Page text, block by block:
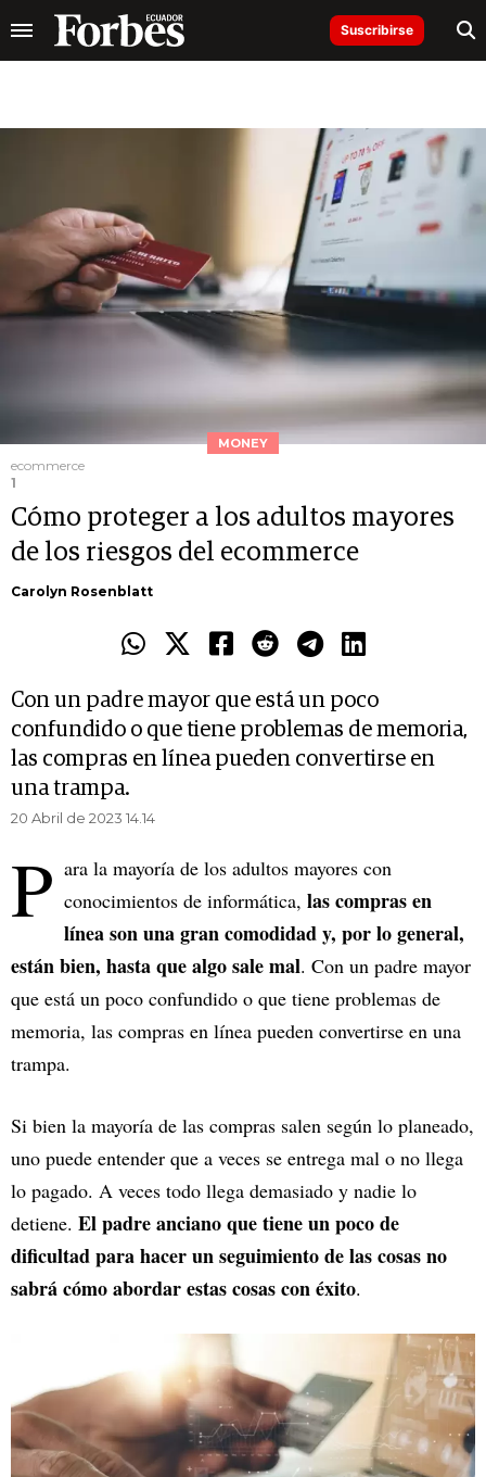
Suscribirse
MONEY
ecommerce
1
Cómo proteger a los adultos mayores
de los riesgos del ecommerce
Carolyn Rosenblatt
Con un padre mayor que está un poco
confundido o que tiene problemas de memoria,
las compras en línea pueden convertirse en
una trampa.
20 Abril de 2023 14.14
P ara la mayoría de los adultos mayores con
conocimientos de informática, las compras en
línea son una gran comodidad y, por lo general,
están bien, hasta que algo sale mal. Con un padre mayor
que está un poco confundido o que tiene problemas de
memoria, las compras en línea pueden convertirse en una
trampa.
Si bien la mayoría de las compras salen según lo planeado,
uno puede entender que a veces se entrega mal o no llega
lo pagado. A veces todo llega demasiado y nadie lo
detiene. El padre anciano que tiene un poco de
dificultad para hacer un seguimiento de las cosas no
sabrá cómo abordar estas cosas con éxito.